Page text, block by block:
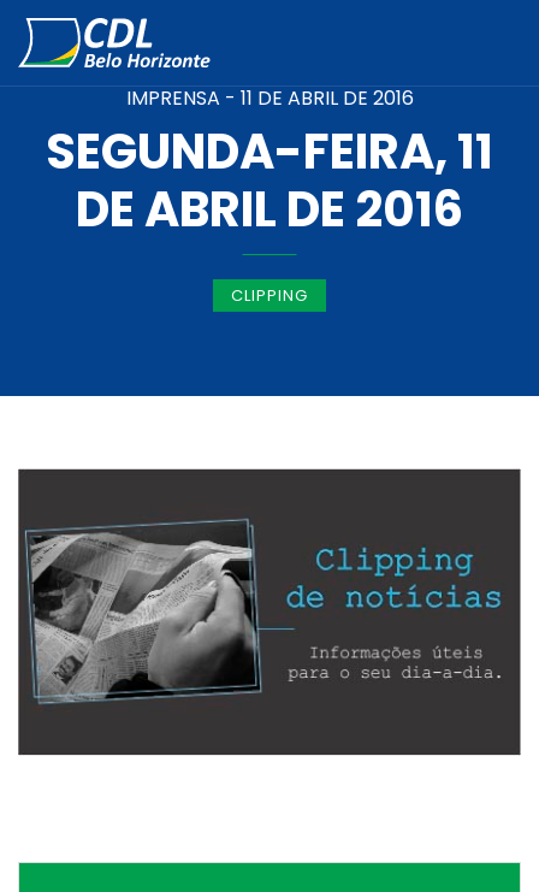
IMPRENSA - 11 DE ABRIL DE 2016
SEGUNDA-FEIRA, 11
DE ABRIL DE 2016
CLIPPING